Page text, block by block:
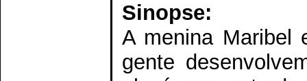
Sinopse:
A menina Maribel
gente